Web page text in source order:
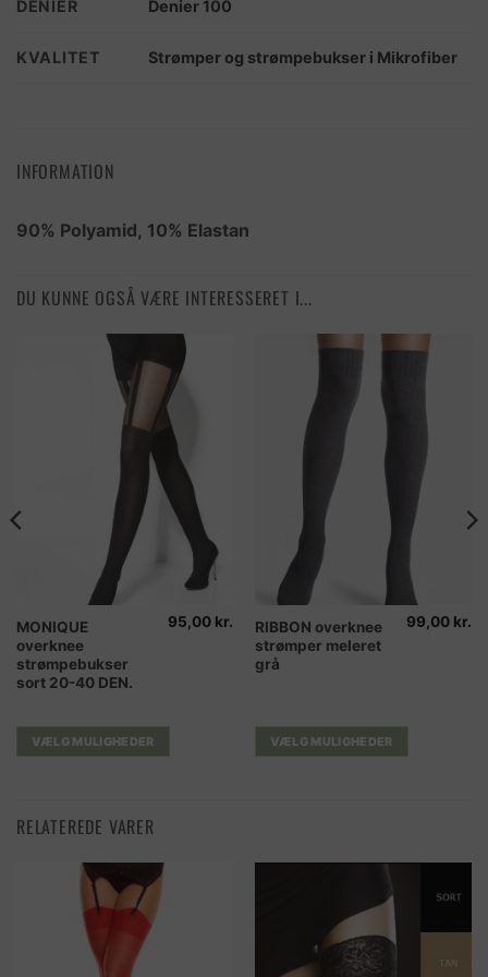
DENIER Denier 100
KVALITET Strømper og strømpebukser i Mikrofiber
INFORMATION
90% Polyamid, 10% Elastan
DU KUNNE OGSÅ VÆRE INTERESSERET I...
MONIQUE
overknee
strømpebukser
sort 20-40 DEN.
95,00 kr.
VÆLG MULIGHEDER
Dette
vare
har
flere
Mulighederne
kan
varesiden
RIBBON overknee
strømper meleret
grå
99,00 kr.
VÆLG MULIGHEDER
Dette
vare
har
Mulighederne
kan
RELATEREDE VARER